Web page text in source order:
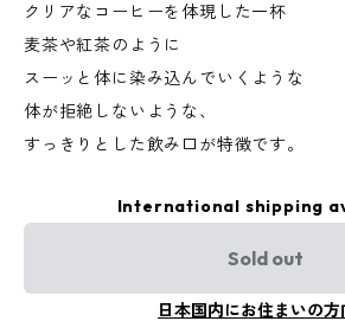
クリアなコーヒーを体現した一杯
麦茶や紅茶のように
スーッと体に染み込んでいくような
体が拒絶しないような、
すっきりとした飲み口が特徴です。
International shipping
Sold out
日本国内にお住まいの方